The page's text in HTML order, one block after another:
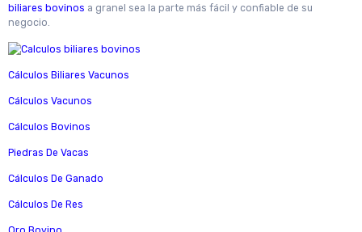
biliares bovinos a granel sea la parte más fácil y confiable de su
negocio.
Cálculos Biliares Vacunos
Cálculos Vacunos
Cálculos Bovinos
Piedras De Vacas
Cálculos De Ganado
Cálculos De Res